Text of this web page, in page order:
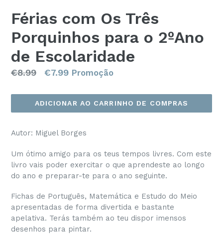
Férias com Os Três
Porquinhos para o 2ºAno
de Escolaridade
Preço
€8.99 €7.99 Promoção
ADICIONAR AO CARRINHO DE COMPRAS
Autor: Miguel Borges
Um ótimo amigo para os teus tempos livres. Com este
livro vais poder exercitar o que aprendeste ao longo
do ano e preparar-te para o ano seguinte.
Fichas de Português, Matemática e Estudo do Meio
apresentadas de forma divertida e bastante
apelativa. Terás também ao teu dispor imensos
desenhos para pintar.